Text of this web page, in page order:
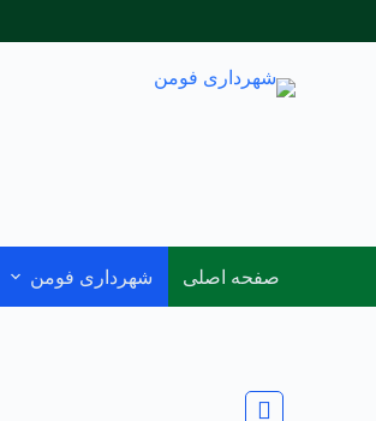
صفحه اصلی شهرداری فومن